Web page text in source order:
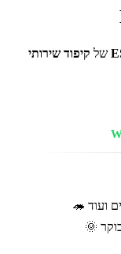
של קיפוד שירותי
ועוד 🦔
🌞